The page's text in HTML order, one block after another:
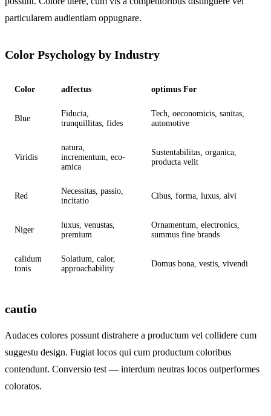
particularem audientiam oppugnare.
Color Psychology by Industry
Color adfectus optimus For
Blue
Fiducia,
tranquillitas, fides
Tech, oeconomicis, sanitas,
automotive
Viridis
natura,
incrementum, eco-
amica
Sustentabilitas, organica,
producta velit
Red
Necessitas, passio,
incitatio
Cibus, forma, luxus, alvi
Niger
luxus, venustas,
premium
Ornamentum, electronics,
summus fine brands
calidum
tonis
Solatium, calor,
approachability
Domus bona, vestis, vivendi
cautio
Audaces colores possunt distrahere a productum vel collidere cum
suggestu design. Fugiat locos qui cum productum coloribus
contendunt. Conversio test — interdum neutras locos outperformes
coloratos.